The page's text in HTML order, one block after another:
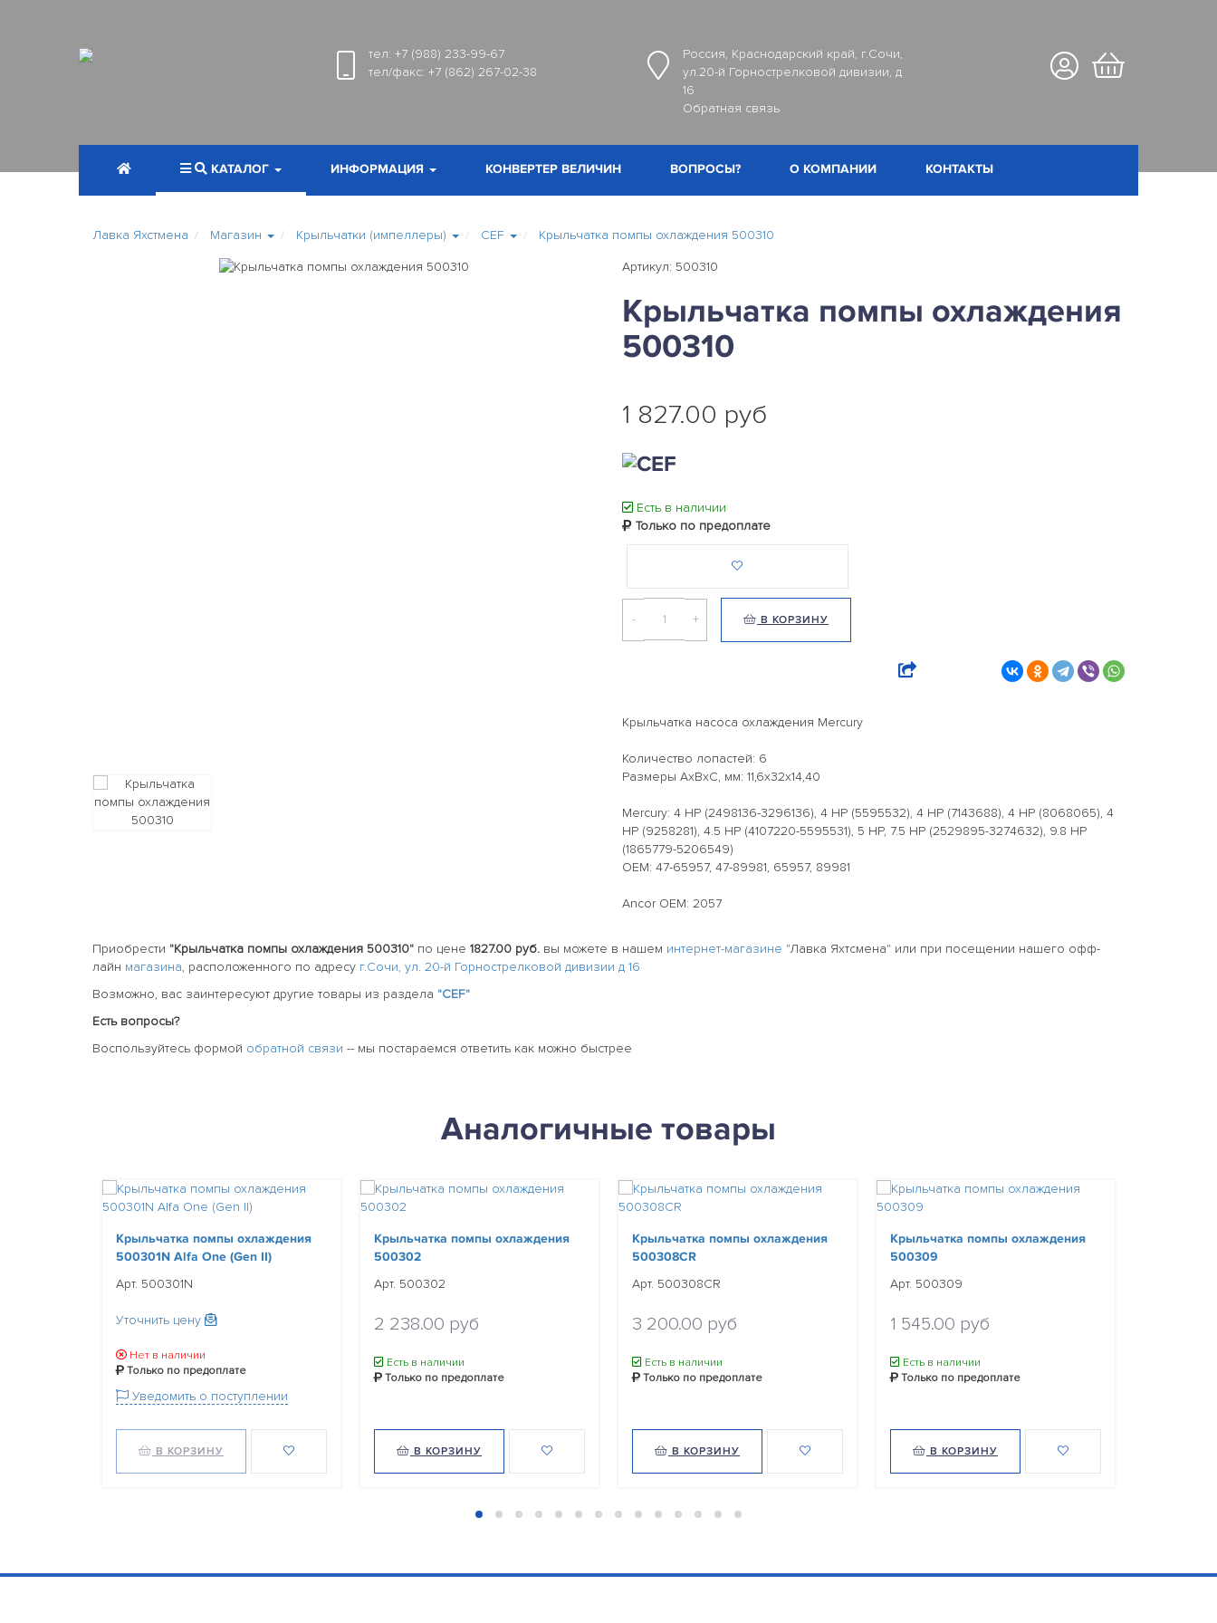
тел: +7 (988) 233-99-67
тел/факс: +7 (862) 267-02-38
Россия, Краснодарский край, г.Сочи,
ул.20-й Горнострелковой дивизии, д
16
Обратная связь
КАТАЛОГ ИНФОРМАЦИЯ КОНВЕРТЕР ВЕЛИЧИН ВОПРОСЫ? О КОМПАНИИ КОНТАКТЫ
Лавка Яхстмена Магазин Крыльчатки (импеллеры) CEF Крыльчатка помпы охлаждения 500310
Артикул: 500310
Крыльчатка помпы охлаждения
500310
1 827.00 руб
Есть в наличии
Только по предоплате
- + В КОРЗИНУ
Крыльчатка насоса охлаждения Mercury
Количество лопастей: 6
Размеры AxBxC, мм: 11,6x32x14,40
Mercury: 4 HP (2498136-3296136), 4 HP (5595532), 4 HP (7143688), 4 HP (8068065), 4
HP (9258281), 4.5 HP (4107220-5595531), 5 HP, 7.5 HP (2529895-3274632), 9.8 HP
(1865779-5206549)
OEM: 47-65957, 47-89981, 65957, 89981
Ancor OEM: 2057
Приобрести "Крыльчатка помпы охлаждения 500310" по цене 1827.00 руб. вы можете в нашем интернет-магазине "Лавка Яхтсмена" или при посещении нашего офф-
лайн магазина, расположенного по адресу г.Сочи, ул. 20-й Горнострелковой дивизии д 16
Возможно, вас заинтересуют другие товары из раздела "CEF"
Есть вопросы?
Воспользуйтесь формой обратной связи -- мы постараемся ответить как можно быстрее
Аналогичные товары
Крыльчатка помпы охлаждения
500301N Alfa One (Gen II)
Арт. 500301N
Уточнить цену
Нет в наличии
Только по предоплате
Уведомить о поступлении
В КОРЗИНУ
Крыльчатка помпы охлаждения
500302
Арт. 500302
2 238.00 руб
Есть в наличии
Только по предоплате
В КОРЗИНУ
Крыльчатка помпы охлаждения
500308CR
Арт. 500308CR
3 200.00 руб
Есть в наличии
Только по предоплате
В КОРЗИНУ
Крыльчатка помпы охлаждения
500309
Арт. 500309
1 545.00 руб
Есть в наличии
Только по предоплате
В КОРЗИНУ